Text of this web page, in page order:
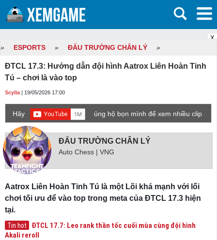
X
» ESPORTS » ĐẤU TRƯỜNG CHÂN LÝ »
ĐTCL 17.3: Hướng dẫn đội hình Aatrox Liên Hoàn Tinh
Tú – chơi là vào top
Scylla | 19/05/2026 17:00
Hãy
ủng hộ bọn mình để xem nhiều clip
game mới hơn nhé!
ĐẤU TRƯỜNG CHÂN LÝ
Auto Chess | VNG
Aatrox Liên Hoàn Tinh Tú là một Lõi khá mạnh với lối
chơi tối ưu để vào top trong meta của ĐTCL 17.3 hiện
tại.
Tin hot
ĐTCL 17.7: Leo rank thần tốc cuối mùa cùng đội hình
Akali reroll